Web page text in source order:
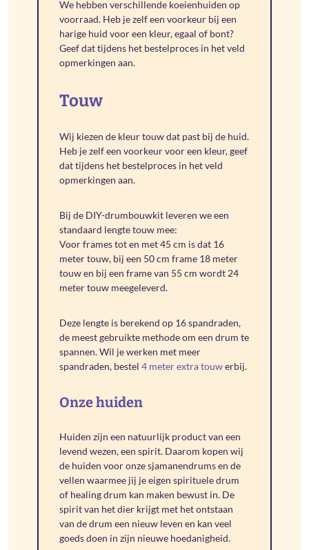
We hebben verschillende koeienhuiden op
voorraad. Heb je zelf een voorkeur bij een
harige huid voor een kleur, egaal of bont?
Geef dat tijdens het bestelproces in het veld
opmerkingen aan.
Touw
Wij kiezen de kleur touw dat past bij de huid.
Heb je zelf een voorkeur voor een kleur, geef
dat tijdens het bestelproces in het veld
opmerkingen aan.
Bij de DIY-drumbouwkit leveren we een
standaard lengte touw mee:
Voor frames tot en met 45 cm is dat 16
meter touw, bij een 50 cm frame 18 meter
touw en bij een frame van 55 cm wordt 24
meter touw meegeleverd.
Deze lengte is berekend op 16 spandraden,
de meest gebruikte methode om een drum te
spannen. Wil je werken met meer
spandraden, bestel4 meter extra touwerbij.
Onze huiden
Huiden zijn een natuurlijk product van een
levend wezen, een spirit. Daarom kopen wij
de huiden voor onze sjamanendrums en de
vellen waarmee jij je eigen spirituele drum
of healing drum kan maken bewust in. De
spirit van het dier krijgt met het ontstaan
van de drum een nieuw leven en kan veel
goeds doen in zijn nieuwe hoedanigheid.